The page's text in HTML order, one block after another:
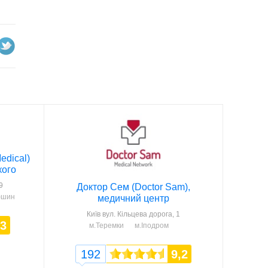
Доктор Сем (Doctor Sam),
медичний центр
Київ вул. Кільцева дорога, 1
м.Теремки
м.Іподром
192 9,2